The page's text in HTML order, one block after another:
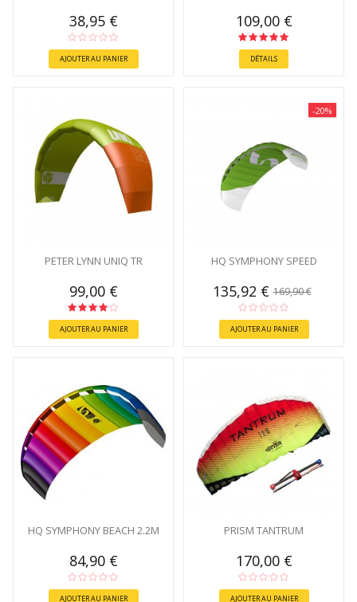
38,95 €
AJOUTER AU PANIER
109,00 €
DÉTAILS
PETER LYNN UNIQ TR
99,00 €
AJOUTER AU PANIER
-20%
HQ SYMPHONY SPEED
135,92 €169,90 €
AJOUTER AU PANIER
HQ SYMPHONY BEACH 2.2M
84,90 €
AJOUTER AU PANIER
PRISM TANTRUM
170,00 €
AJOUTER AU PANIER